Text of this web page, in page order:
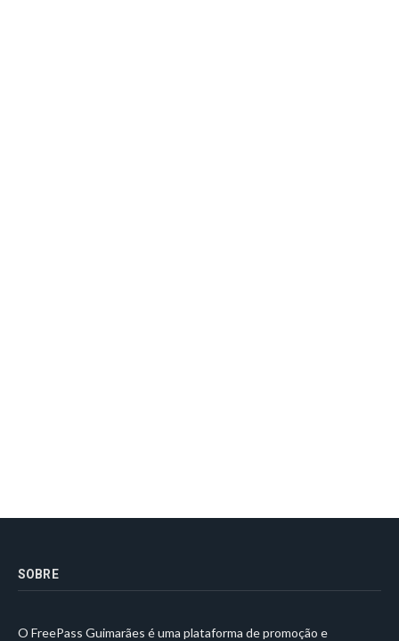
SOBRE
O FreePass Guimarães é uma plataforma de promoção e